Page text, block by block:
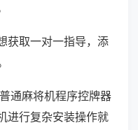
获取一对一指导，添
通麻将机程序控牌器
进行复杂安装操作就